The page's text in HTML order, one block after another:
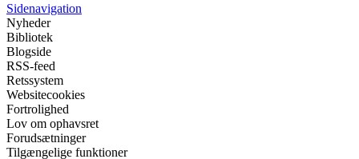
Sidenavigation
Nyheder
Bibliotek
Blogside
RSS-feed
Retssystem
Websitecookies
Fortrolighed
Lov om ophavsret
Forudsætninger
Tilgængelige funktioner